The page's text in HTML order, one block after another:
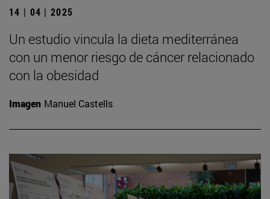
14 | 04 | 2025
Un estudio vincula la dieta mediterránea
con un menor riesgo de cáncer relacionado
con la obesidad
Imagen Manuel Castells